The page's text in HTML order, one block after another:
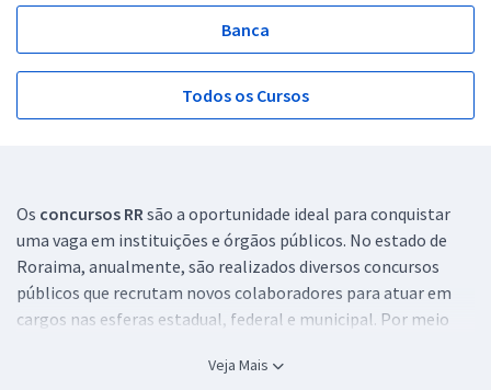
Banca
Todos os Cursos
Os concursos RRsão a oportunidade ideal para conquistar
uma vaga em instituições e órgãos públicos. No estado de
Roraima, anualmente, são realizados diversos concursos
públicos que recrutam novos colaboradores para atuar em
cargos nas esferas estadual, federal e municipal. Por meio
desejada carreira pública e consolidar a sua vida profissional!
Veja Mais